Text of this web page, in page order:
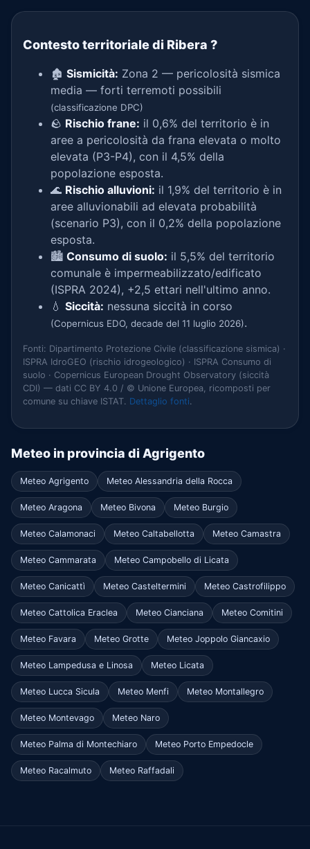
Contesto territoriale di Ribera ?
🏚️ Sismicità: Zona 2 — pericolosità sismica
media — forti terremoti possibili
(classificazione DPC)
🪨 Rischio frane: il 0,6% del territorio è in
aree a pericolosità da frana elevata o molto
elevata (P3-P4), con il 4,5% della
popolazione esposta.
🌊 Rischio alluvioni: il 1,9% del territorio è in
aree alluvionabili ad elevata probabilità
(scenario P3), con il 0,2% della popolazione
esposta.
🏙️ Consumo di suolo: il 5,5% del territorio
comunale è impermeabilizzato/edificato
(ISPRA 2024), +2,5 ettari nell'ultimo anno.
💧 Siccità: nessuna siccità in corso
(Copernicus EDO, decade del 11 luglio 2026).
Fonti: Dipartimento Protezione Civile (classificazione sismica) ·
ISPRA IdroGEO (rischio idrogeologico) · ISPRA Consumo di
suolo · Copernicus European Drought Observatory (siccità
CDI) — dati CC BY 4.0 / © Unione Europea, ricomposti per
comune su chiave ISTAT. Dettaglio fonti.
Meteo in provincia di Agrigento
Meteo Agrigento Meteo Alessandria della Rocca
Meteo Aragona Meteo Bivona Meteo Burgio
Meteo Calamonaci Meteo Caltabellotta Meteo Camastra
Meteo Cammarata Meteo Campobello di Licata
Meteo Canicattì Meteo Casteltermini Meteo Castrofilippo
Meteo Cattolica Eraclea Meteo Cianciana Meteo Comitini
Meteo Favara Meteo Grotte Meteo Joppolo Giancaxio
Meteo Lampedusa e Linosa Meteo Licata
Meteo Lucca Sicula Meteo Menfi Meteo Montallegro
Meteo Montevago Meteo Naro
Meteo Palma di Montechiaro Meteo Porto Empedocle
Meteo Racalmuto Meteo Raffadali